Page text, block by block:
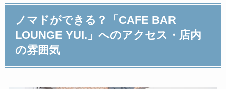
ノマドができる？「CAFE BAR
LOUNGE YUI.」へのアクセス・店内
の雰囲気